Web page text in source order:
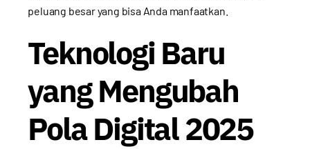
peluang besar yang bisa Anda manfaatkan.
Teknologi Baru
yang Mengubah
Pola Digital 2025